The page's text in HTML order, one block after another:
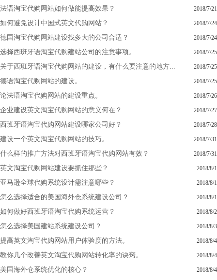
法语淘宝代购网站如何做能提高效果？ 2018/7/21
如何避免设计中国式英文代购网站？ 2018/7/24
德国淘宝代购网站建设找多大的公司合适？ 2018/7/24
选择西班牙语淘宝代购建站公司的注意事项。 2018/7/25
关于西班牙语淘宝代购网站的建设，有什么要注意的地方... 2018/7/25
德语淘宝代购网站的建设。 2018/7/25
论法语淘宝代购网站的建设重点。 2018/7/26
企业建设英文淘宝代购网站的意义何在？ 2018/7/27
西班牙语淘宝代购网站建设哪家公司好？ 2018/7/28
建设一个英文淘宝代购网站的技巧。 2018/7/31
什么样的推广方法对西班牙语淘宝代购网站有效？ 2018/7/31
英文淘宝代购网站建设要抓住那些？ 2018/8/1
亚马逊全球代购系统设计需注意哪些？ 2018/8/1
怎么选择适合的美国海外仓系统建设公司？ 2018/8/1
如何做好西班牙语淘宝代购系统运营？ 2018/8/2
怎么选择美国建站系统建设公司？ 2018/8/3
提高英文淘宝代购网站用户体验度的方法。 2018/8/4
教你几个改善英文淘宝代购网站转化率的诀窍。 2018/8/4
美国海外仓系统优化的核心？ 2018/8/4